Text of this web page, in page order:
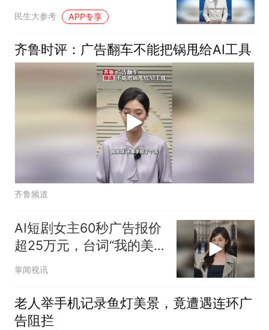
爷想要拍照，手机却蹦出
连环弹窗广告
民生大参考 APP专享
齐鲁时评：广告翻车不能把锅甩给AI工具
齐鲁频道
AI短剧女主60秒广告报价
超25万元，台词“我的美
瞳戴了一天都很舒服”，网
掌闻视讯
老人举手机记录鱼灯美景，竟遭遇连环广
告阻拦